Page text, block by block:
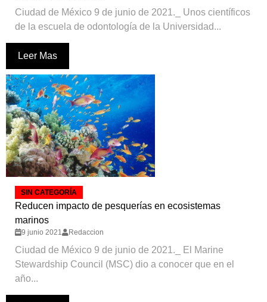
Ciudad de México 9 de junio de 2021._ Unos científicos
de la escuela de odontología de la Universidad...
Leer Mas
SIN CATEGORÍA
Reducen impacto de pesquerías en ecosistemas
marinos
9 junio 2021 Redaccion
Ciudad de México 9 de junio de 2021._ El Marine
Stewardship Council (MSC) dio a conocer que en el
año...